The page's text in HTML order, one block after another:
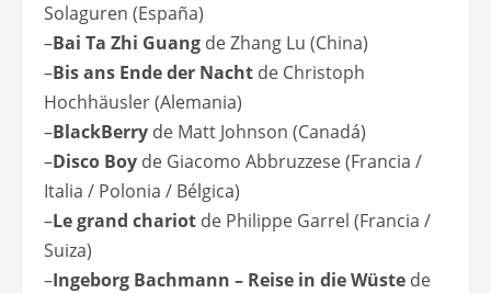
Solaguren (España)
–Bai Ta Zhi Guang de Zhang Lu (China)
–Bis ans Ende der Nacht de Christoph
Hochhäusler (Alemania)
–BlackBerry de Matt Johnson (Canadá)
–Disco Boy de Giacomo Abbruzzese (Francia /
Italia / Polonia / Bélgica)
–Le grand chariot de Philippe Garrel (Francia /
Suiza)
–Ingeborg Bachmann – Reise in die Wüste de